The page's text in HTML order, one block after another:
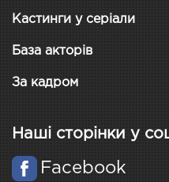
Кастинги у серіали
База акторів
За кадром
Наші сторінки у
Facebook